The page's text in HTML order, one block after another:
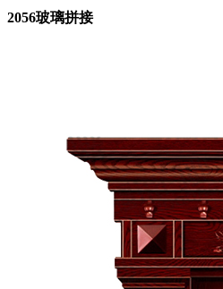
2056玻璃拼接